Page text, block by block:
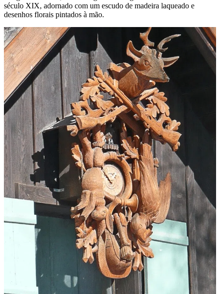
século XIX, adornado com um escudo de madeira laqueado e
desenhos florais pintados à mão.